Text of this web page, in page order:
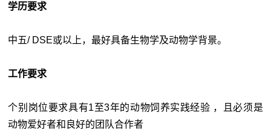
学历要求
中五/ DSE或以上，最好具备生物学及动物学背景。
工作要求
个别岗位要求具有1至3年的动物饲养实践经验 ，且必须是
动物爱好者和良好的团队合作者